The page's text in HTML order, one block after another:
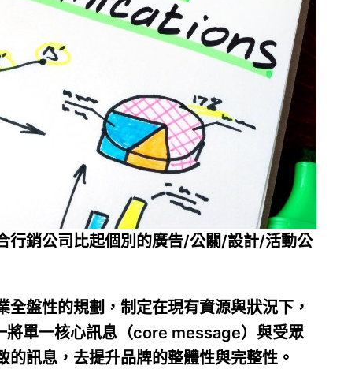
行銷公司比起個別的廣告/公關/設計/活動公
盤性的規劃，制定在現有資源與狀況下，
將單一核心訊息（core message）與受眾
訊息，去提升品牌的整體性與完整性。